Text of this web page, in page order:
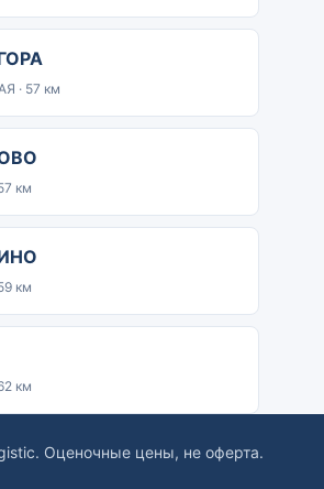
· 57 км
км
км
км
Оценочные цены, не оферта.